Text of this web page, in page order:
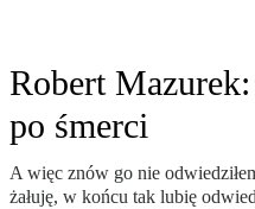
Robert
po śmerci
A więc znów go nie
żałuję, w końcu tak lubię